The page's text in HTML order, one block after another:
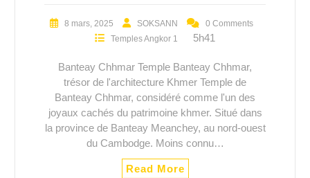
8 mars, 2025 SOKSANN
0 Comments
Temples Angkor 1
5h41
Banteay Chhmar Temple Banteay Chhmar,
trésor de l'architecture Khmer Temple de
Banteay Chhmar, considéré comme l'un des
joyaux cachés du patrimoine khmer. Situé dans
la province de Banteay Meanchey, au nord-ouest
du Cambodge. Moins connu…
Read More